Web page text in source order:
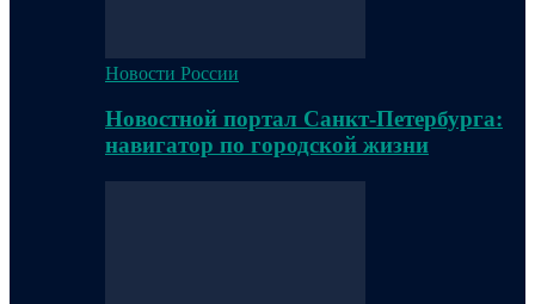
Новости России
Новостной портал Санкт-Петербурга:
навигатор по городской жизни